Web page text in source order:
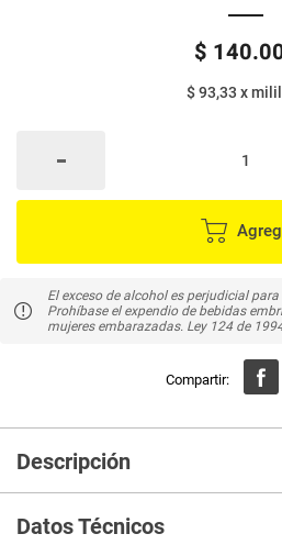
$ 140.
$ 93,33 x
El exceso de alcohol es perjudicial
Prohíbase el expendio de bebidas
mujeres embarazadas. Ley 124 de
Descripción
estilos. Nuestra línea pionero es el
varietales. Aquí la expresión varietal
Datos Técnicos